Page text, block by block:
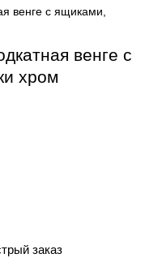
венге с ящиками,
венге с
хром
заказ